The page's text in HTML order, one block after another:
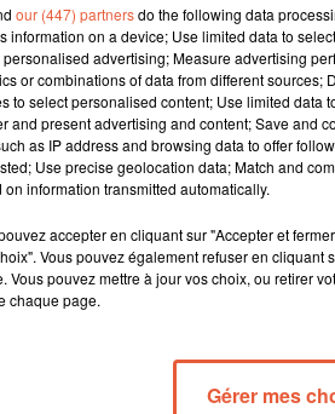
propice aux cambriolages :
dans le Var, rappelle
our (447) partnersdo the following data
information on a device; Use limited data to
personalised advertising; Measure advertising
or combinations of data from different
to select personalised content; Use limited data
and present advertising and content; Save and
as IP address and browsing data to offer
Use precise geolocation data; Match and
on information transmitted automatically.
accepter en cliquant sur "Accepter et
Vous pouvez également refuser en
Vous pouvez mettre à jour vos choix, ou retirer
chaque page.
Gérer mes